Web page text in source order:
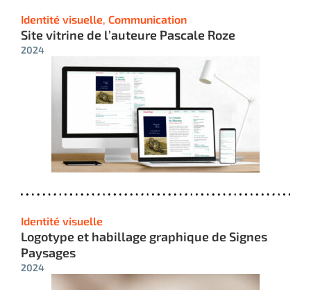
Identité visuelle, Communication
Site vitrine de l’auteure Pascale Roze
2024
Identité visuelle
Logotype et habillage graphique de Signes
Paysages
2024